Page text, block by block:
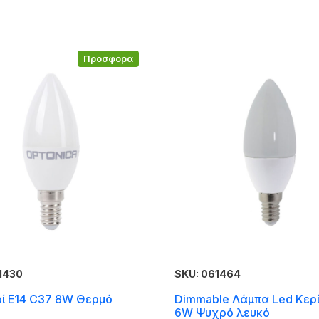
Προσφορά
E14 C37 8W Θερμό
SKU: 061464
Dimmable Λάμπα Led
6W Ψυχρό λευκό